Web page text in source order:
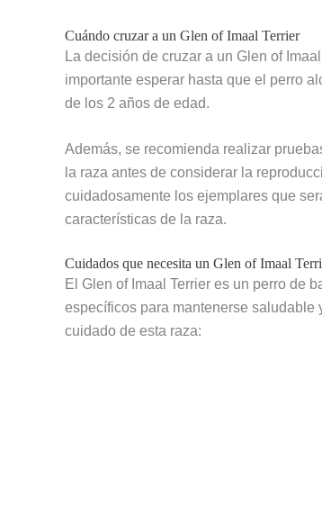
Cuándo cruzar a un Glen of Imaal Terrier
La decisión de cruzar a un Glen of
importante esperar hasta que el perro
de los 2 años de edad.
Además, se recomienda realizar
la raza antes de considerar la
cuidadosamente los ejemplares que
características de la raza.
Cuidados que necesita un Glen of Imaal
El Glen of Imaal Terrier es un perro de
específicos para mantenerse saludable
cuidado de esta raza: